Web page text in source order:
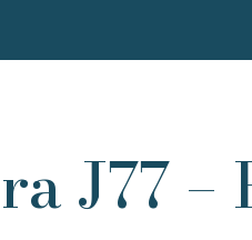
J77 –